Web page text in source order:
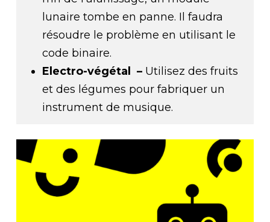
lunaire tombe en panne. Il faudra
résoudre le problème en utilisant le
code binaire.
Electro-végétal – Utilisez des fruits
et des légumes pour fabriquer un
instrument de musique.